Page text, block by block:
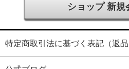
ショップ 新規
特定商取引法に基づく表記（返品